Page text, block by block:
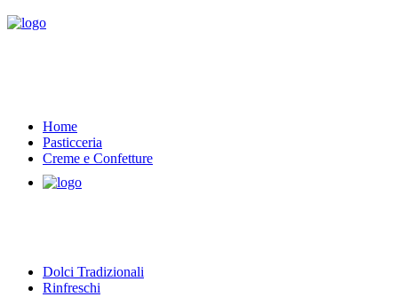
Home
Pasticceria
Creme e Confetture
Dolci Tradizionali
Rinfreschi